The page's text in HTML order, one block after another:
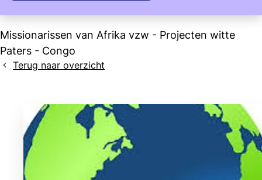
Missionarissen van Afrika vzw - Projecten witte
Paters - Congo
Terug naar overzicht